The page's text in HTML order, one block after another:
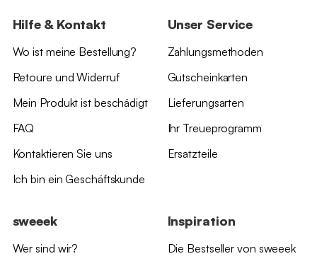
Hilfe & Kontakt
Wo ist meine Bestellung?
Retoure und Widerruf
Mein Produkt ist beschädigt
FAQ
Kontaktieren Sie uns
Ich bin ein Geschäftskunde
Unser Service
Zahlungsmethoden
Gutscheinkarten
Lieferungsarten
Ihr Treueprogramm
Ersatzteile
sweeek
Wer sind wir?
Inspiration
Die Bestseller von sweeek